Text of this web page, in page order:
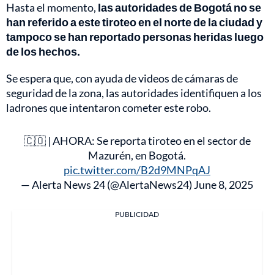
Hasta el momento, las autoridades de Bogotá no se
han referido a este tiroteo en el norte de la ciudad y
tampoco se han reportado personas heridas luego
de los hechos.
Se espera que, con ayuda de videos de cámaras de
seguridad de la zona, las autoridades identifiquen a los
ladrones que intentaron cometer este robo.
🇨🇴 | AHORA: Se reporta tiroteo en el sector de
Mazurén, en Bogotá.
pic.twitter.com/B2d9MNPqAJ
— Alerta News 24 (@AlertaNews24) June 8, 2025
PUBLICIDAD